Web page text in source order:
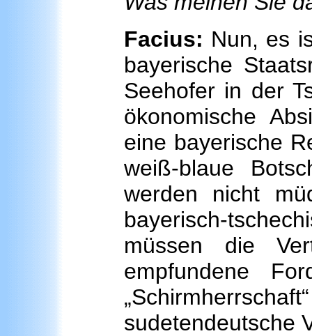
Facius: Nun, es
bayerische
Seehofer in der
ökonomische
eine bayerische
weiß-blaue
werden nicht
bayerisch-
müssen die
empfundene
sudetendeutsche